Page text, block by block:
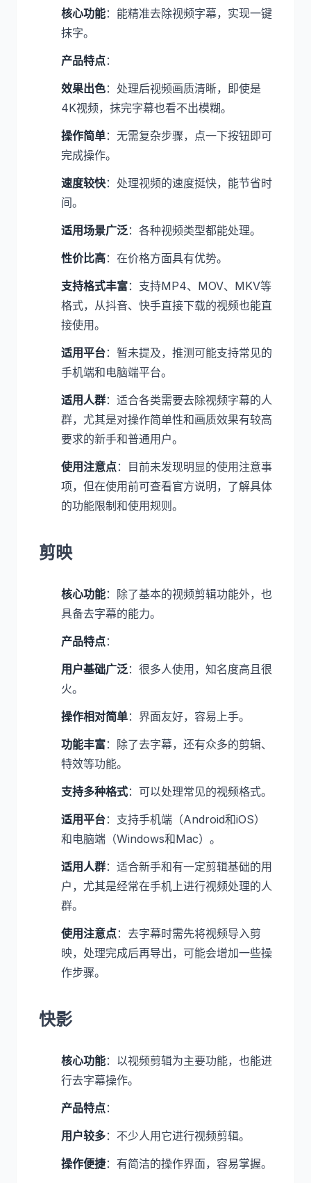
核心功能：能精准去除视频字幕，实现一键
抹字。
产品特点：
效果出色：处理后视频画质清晰，即使是
4K视频，抹完字幕也看不出模糊。
操作简单：无需复杂步骤，点一下按钮即可
完成操作。
速度较快：处理视频的速度挺快，能节省时
间。
适用场景广泛：各种视频类型都能处理。
性价比高：在价格方面具有优势。
支持格式丰富：支持MP4、MOV、MKV等
格式，从抖音、快手直接下载的视频也能直
接使用。
适用平台：暂未提及，推测可能支持常见的
手机端和电脑端平台。
适用人群：适合各类需要去除视频字幕的人
群，尤其是对操作简单性和画质效果有较高
要求的新手和普通用户。
使用注意点：目前未发现明显的使用注意事
项，但在使用前可查看官方说明，了解具体
的功能限制和使用规则。
剪映
核心功能：除了基本的视频剪辑功能外，也
具备去字幕的能力。
产品特点：
用户基础广泛：很多人使用，知名度高且很
火。
操作相对简单：界面友好，容易上手。
功能丰富：除了去字幕，还有众多的剪辑、
特效等功能。
支持多种格式：可以处理常见的视频格式。
适用平台：支持手机端（Android和iOS）
和电脑端（Windows和Mac）。
适用人群：适合新手和有一定剪辑基础的用
户，尤其是经常在手机上进行视频处理的人
群。
使用注意点：去字幕时需先将视频导入剪
映，处理完成后再导出，可能会增加一些操
作步骤。
快影
核心功能：以视频剪辑为主要功能，也能进
行去字幕操作。
产品特点：
用户较多：不少人用它进行视频剪辑。
操作便捷：有简洁的操作界面，容易掌握。